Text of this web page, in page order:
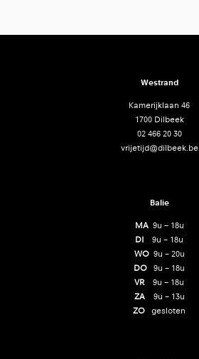
Westrand
Kamerijklaan 46
1700 Dilbeek
02 466 20 30
vrijetijd@dilbeek.be
Balie
MA 9u – 18u
DI 9u – 18u
WO9u – 20u
DO 9u – 18u
VR 9u – 18u
ZA
9u – 13u
ZO gesloten